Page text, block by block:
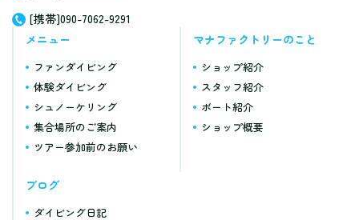
[携帯]090-7062-9291
メニュー
ファンダイビング
体験ダイビング
シュノーケリング
集合場所のご案内
ツアー参加前のお願い
マナファクトリーのこと
ショップ紹介
スタッフ紹介
ボート紹介
ショップ概要
ブログ
ダイビング日記